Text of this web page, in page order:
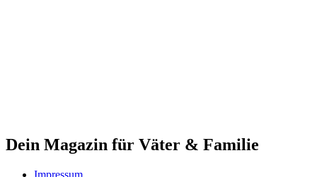
Dein Magazin für Väter & Familie